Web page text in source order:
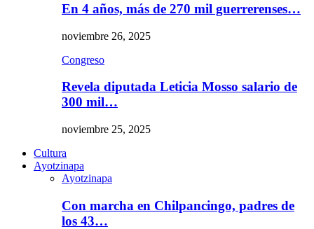
En 4 años, más de 270 mil guerrerenses…
noviembre 26, 2025
Congreso
Revela diputada Leticia Mosso salario de
300 mil…
noviembre 25, 2025
Cultura
Ayotzinapa
Ayotzinapa
Con marcha en Chilpancingo, padres de
los 43…